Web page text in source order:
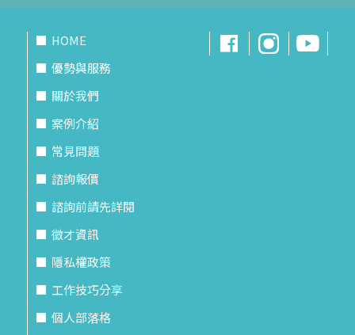
HOME
優勢與服務
關於我們
案例介紹
常見問題
諮詢報價
諮詢前請先詳閱
徵才資訊
隱私權政策
工作技巧分享
個人部落格